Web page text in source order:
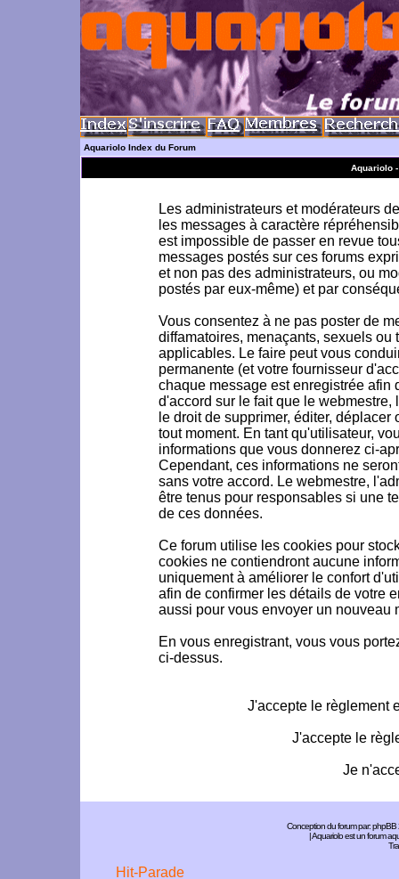
Aquariolo Index du Forum
Aquariolo
Les administrateurs et modérateurs
les messages à caractère
est impossible de passer en revue
messages postés sur ces forums
et non pas des administrateurs, ou
postés par eux-même) et par
Vous consentez à ne pas poster de
diffamatoires, menaçants, sexuels
applicables. Le faire peut vous
permanente (et votre fournisseur
chaque message est enregistrée afin
d'accord sur le fait que le
le droit de supprimer, éditer,
tout moment. En tant qu'utilisateur,
informations que vous donnerez ci-
Cependant, ces informations ne
sans votre accord. Le webmestre,
être tenus pour responsables si une
de ces données.
Ce forum utilise les cookies pour
cookies ne contiendront aucune
uniquement à améliorer le confort
afin de confirmer les détails de votre
aussi pour vous envoyer un nouveau
En vous enregistrant, vous vous
ci-dessus.
J'accepte le règlement
J'accepte le
Je
Conception du forum par:phpBB
| Aquariolo est un forum